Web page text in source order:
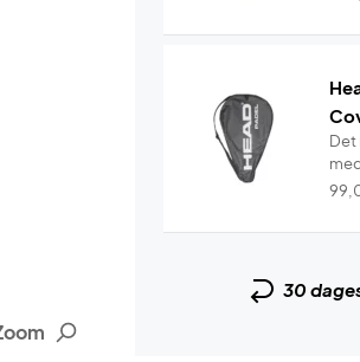
Det
30